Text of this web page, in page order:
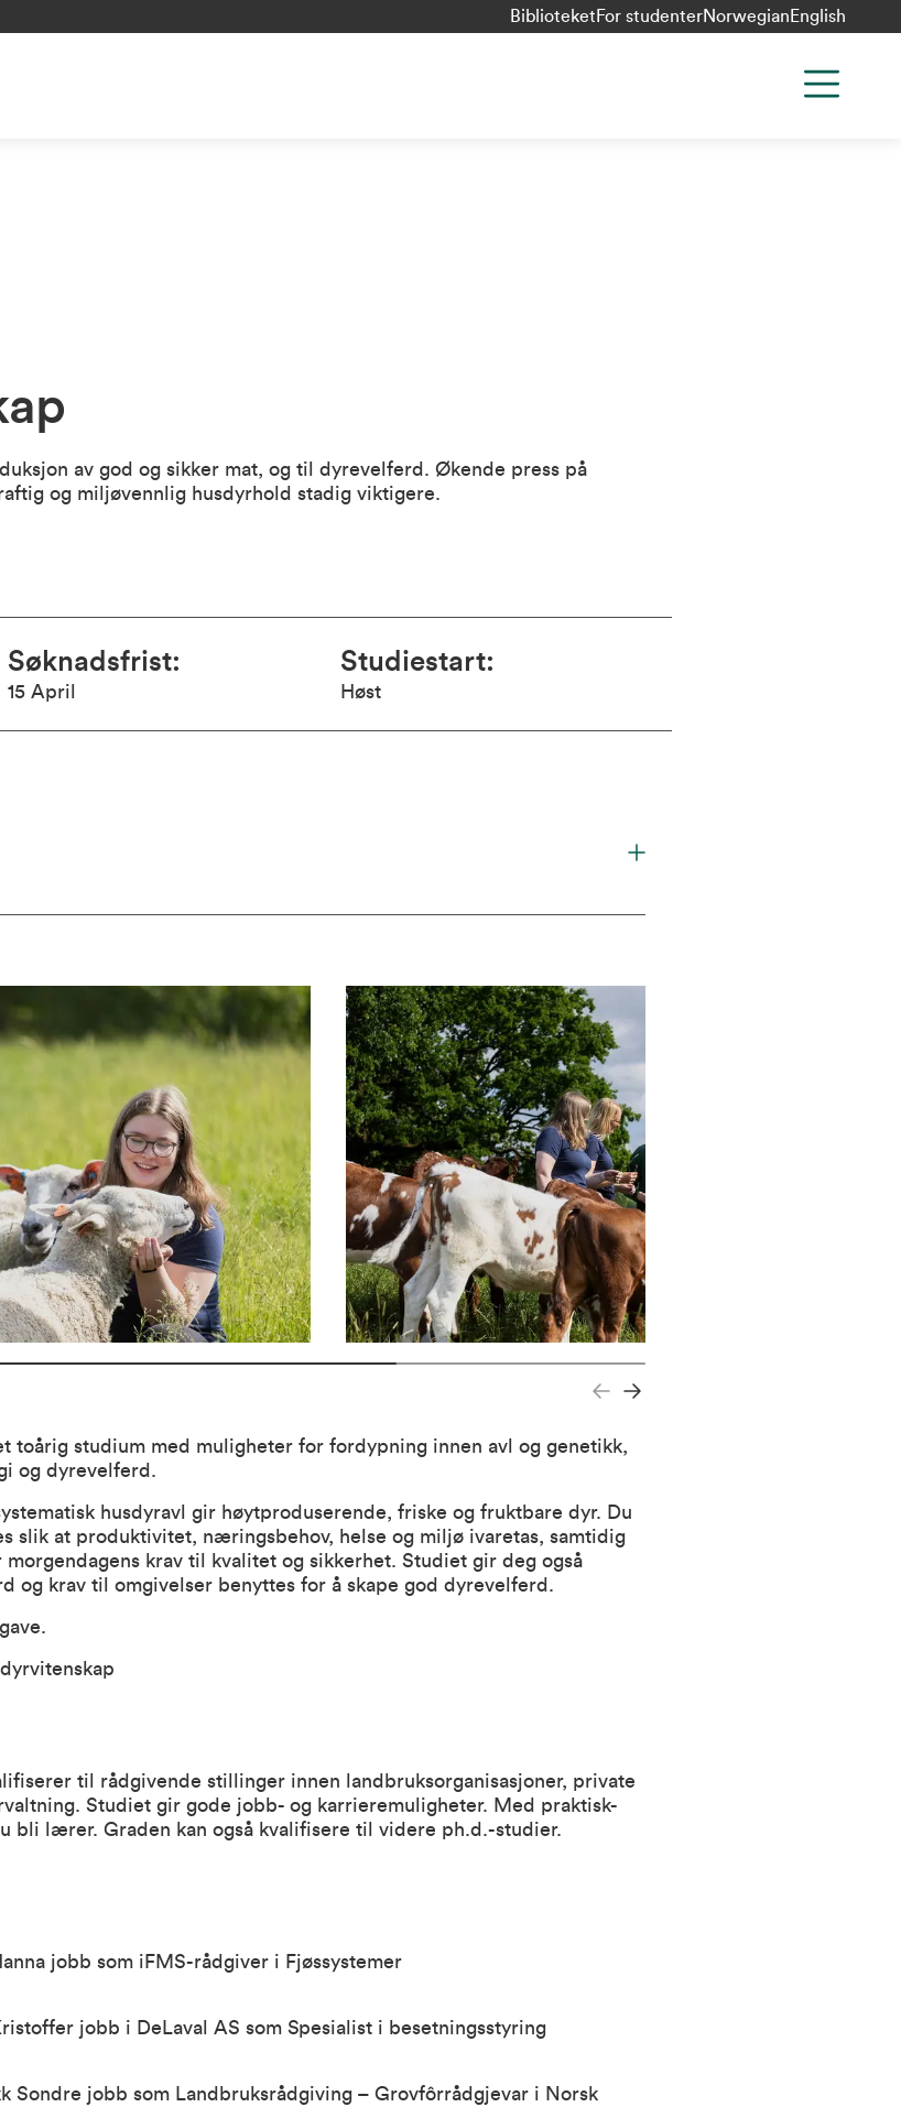
Biblioteket For studenterNorwegian English
av god og sikker mat, og til dyrevelferd. Økende press på
og miljøvennlig husdyrhold stadig viktigere.
Søknadsfrist:
15 April
Studiestart:
Høst
toårig studium med muligheter for fordypning innen avl og genetikk,
og dyrevelferd.
husdyravl gir høytproduserende, friske og fruktbare dyr. Du
slik at produktivitet, næringsbehov, helse og miljø ivaretas, samtidig
krav til kvalitet og sikkerhet. Studiet gir deg også
og krav til omgivelser benyttes for å skape god dyrevelferd.
til rådgivende stillinger innen landbruksorganisasjoner, private
Studiet gir gode jobb- og karrieremuligheter. Med praktisk-
bli lærer. Graden kan også kvalifisere til videre ph.d.-studier.
jobb som iFMS-rådgiver i Fjøssystemer
jobb i DeLaval AS som Spesialist i besetningsstyring
Sondre jobb som Landbruksrådgiving – Grovfôrrådgjevar i Norsk